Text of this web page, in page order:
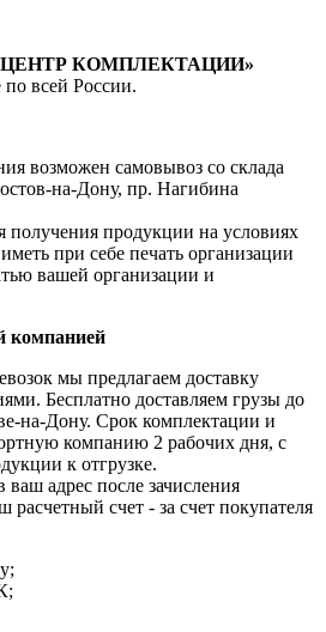
КОМПЛЕКТАЦИИ»
по всей России.
возможен самовывоз со склада
на-Дону, пр. Нагибина
продукции на условиях
при себе печать организации
вашей организации и
компанией
мы предлагаем доставку
Бесплатно доставляем грузы до
на-Дону. Срок комплектации и
компанию 2 рабочих дня, с
к отгрузке.
ваш адрес после зачисления
расчетный счет - за счет покупателя